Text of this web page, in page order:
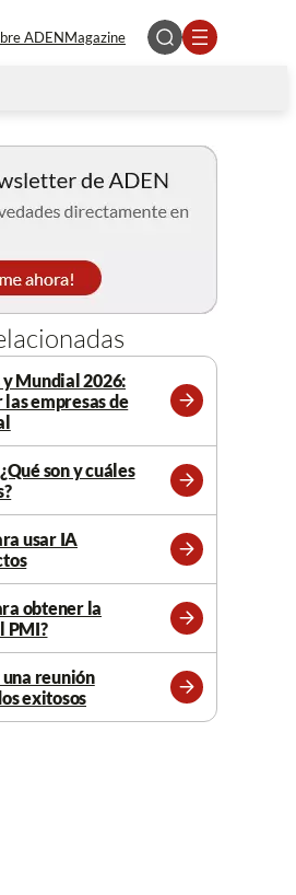
ADENMagazine
Mundial 2026:
empresas de
Leer
más
son y cuáles
Leer
usar IA
Leer
obtener la
PMI?
Leer
reunión
exitosos
Leer